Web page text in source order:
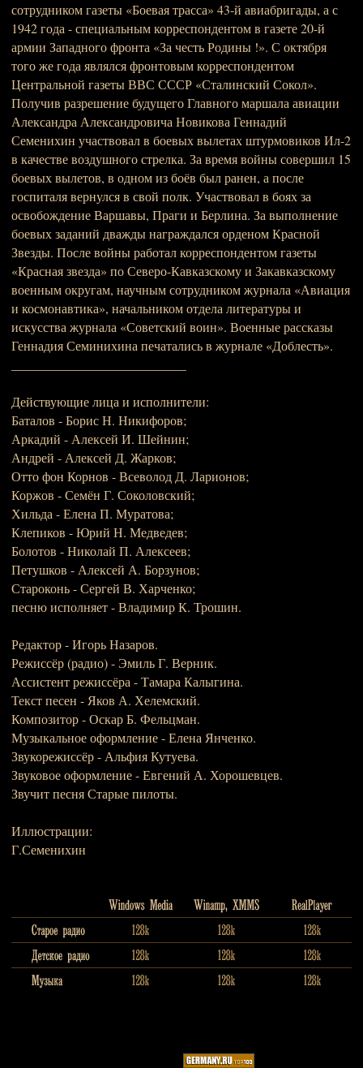
сотрудником газеты «Боевая трасса» 43-й авиабригады, а с
1942 года - специальным корреспондентом в газете 20-й
армии Западного фронта «За честь Родины !». С октября
того же года являлся фронтовым корреспондентом
Центральной газеты ВВС СССР «Сталинский Сокол».
Получив разрешение будущего Главного маршала авиации
Александра Александровича Новикова Геннадий
Семенихин участвовал в боевых вылетах штурмовиков Ил-2
в качестве воздушного стрелка. За время войны совершил 15
боевых вылетов, в одном из боёв был ранен, а после
госпиталя вернулся в свой полк. Участвовал в боях за
освобождение Варшавы, Праги и Берлина. За выполнение
боевых заданий дважды награждался орденом Красной
Звезды. После войны работал корреспондентом газеты
«Красная звезда» по Северо-Кавказскому и Закавказскому
военным округам, научным сотрудником журнала «Авиация
и космонавтика», начальником отдела литературы и
искусства журнала «Советский воин». Военные рассказы
Геннадия Семинихина печатались в журнале «Доблесть».
Действующие лица и исполнители:
Баталов - Борис Н. Никифоров;
Аркадий - Алексей И. Шейнин;
Андрей - Алексей Д. Жарков;
Отто фон Корнов - Всеволод Д. Ларионов;
Коржов - Семён Г. Соколовский;
Хильда - Елена П. Муратова;
Клепиков - Юрий Н. Медведев;
Болотов - Николай П. Алексеев;
Петушков - Алексей А. Борзунов;
Староконь - Сергей В. Харченко;
песню исполняет - Владимир К. Трошин.
Редактор - Игорь Назаров.
Режиссёр (радио) - Эмиль Г. Верник.
Ассистент режиссёра - Тамара Калыгина.
Текст песен - Яков А. Хелемский.
Композитор - Оскар Б. Фельцман.
Музыкальное оформление - Елена Янченко.
Звукорежиссёр - Альфия Кутуева.
Звуковое оформление - Евгений А. Хорошевцев.
Звучит песня Старые пилоты.
Иллюстрации:
Г.Семенихин